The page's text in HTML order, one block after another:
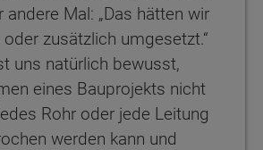
andere Mal: „Das hätten wir
zusätzlich umgesetzt.“
uns natürlich bewusst,
eines Bauprojekts nicht
Rohr oder jede Leitung
werden kann und